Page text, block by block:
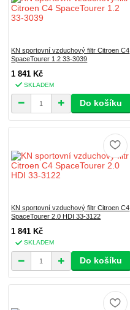
KN sportovní vzduchový filtr Citroen C4
SpaceTourer 1.2 33-3039
1 841 Kč
SKLADEM
Do košíku
KN sportovní vzduchový filtr Citroen C4
SpaceTourer 2.0 HDI 33-3122
1 841 Kč
SKLADEM
Do košíku